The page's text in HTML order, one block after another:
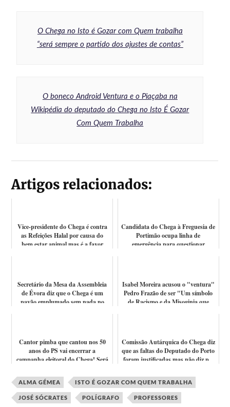
O Chega no Isto é Gozar com Quem trabalha
“será sempre o partido dos ajustes de contas”
O boneco Android Ventura e o Piaçaba na
Wikipédia do deputado do Chega no Isto É Gozar
Com Quem Trabalha
Artigos relacionados:
Vice-presidente do Chega é contra
as Refeições Halal por causa do
bem estar animal mas é a favor
Candidata do Chega à Freguesia de
Portimão ocupa linha de
emergência para questionar
Secretário da Mesa da Assembleia
de Évora diz que o Chega é um
pavão emplumado sem nada no
Isabel Moreira acusou o "ventura"
Pedro Frazão de ser "Um símbolo
de Racismo e da Misoginia que
Cantor pimba que cantou nos 50
anos do PS vai encerrar a
campanha eleitoral do Chega! Será
Comissão Autárquica do Chega diz
que as faltas do Deputado do Porto
foram justificadas mas não diz p...
ALMA GÉMEA ISTO É GOZAR COM QUEM TRABALHA
JOSÉ SÓCRATES POLÍGRAFO PROFESSORES